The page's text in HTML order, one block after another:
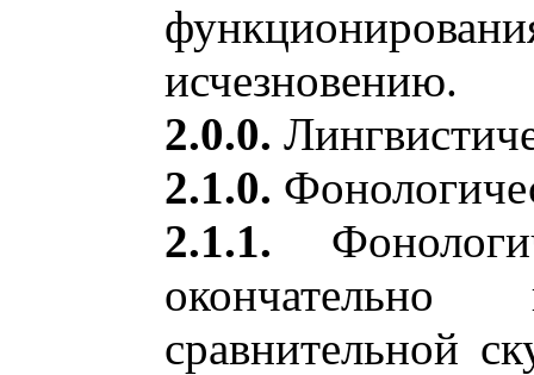
исчезновению.
2.0.0.
2.1.0.
2.1.1.
сравнительной